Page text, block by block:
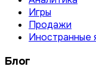
Игры
Продажи
Иностранные
Блог